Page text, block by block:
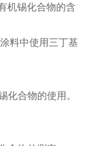
机锡化合物的含
料中使用三丁基
合物的使用。